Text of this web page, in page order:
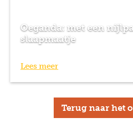
Oeganda: met een
slaapmaatje
Lees meer
Terug naar het